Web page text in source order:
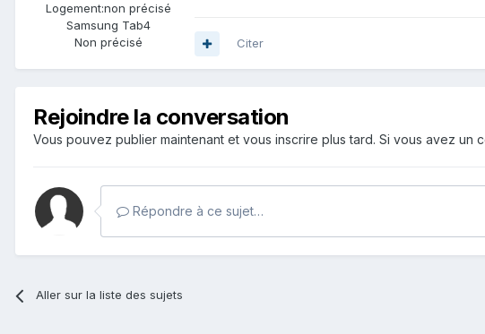
Logement:non précisé
Samsung Tab4
Non précisé
Citer
Rejoindre la conversation
Vous pouvez publier maintenant et vous inscrire plus tard. Si vous avez un
Répondre à ce sujet…
Aller sur la liste des sujets